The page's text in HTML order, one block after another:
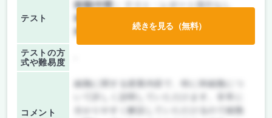
テスト
前期/中間：
後期/期末：
テストなし
テストの方
式や難易度
コメント
細胞に関する授業内容で、特に幹細胞につ
分かりやすく解説していただけるので細胞
続きを見る（無料）